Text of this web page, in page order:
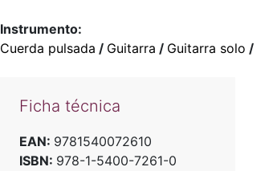
Instrumento:
Cuerda pulsada / Guitarra / Guitarra solo /
Ficha técnica
EAN: 9781540072610
ISBN: 978-1-5400-7261-0